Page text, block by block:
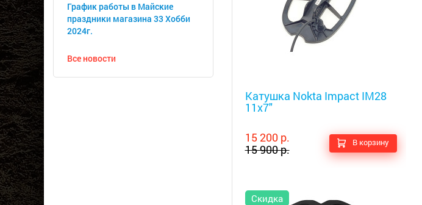
График работы в Майские
праздники магазина 33 Хобби
2024г.
Все новости
Катушка Nokta Impact IM28
11x7"
15 200 р.
15 900 р.
В корзину
Скидка